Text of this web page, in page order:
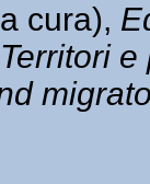
cura),